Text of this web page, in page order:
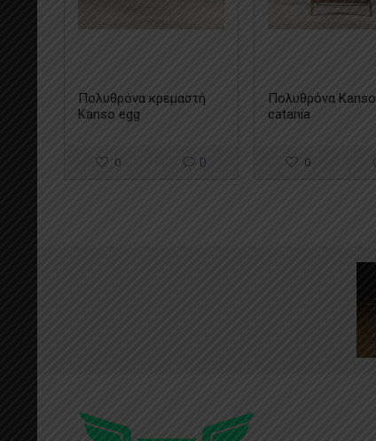
Πολυθρόνα κρεμαστή
Kanso egg
0 0
Πολυθρόνα Kanso
catania
0